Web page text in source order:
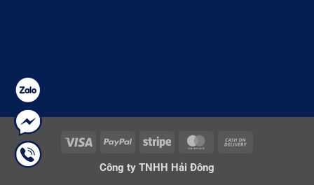
Visa PayPal Stripe MasterCard
Công ty TNHH Hải Đông